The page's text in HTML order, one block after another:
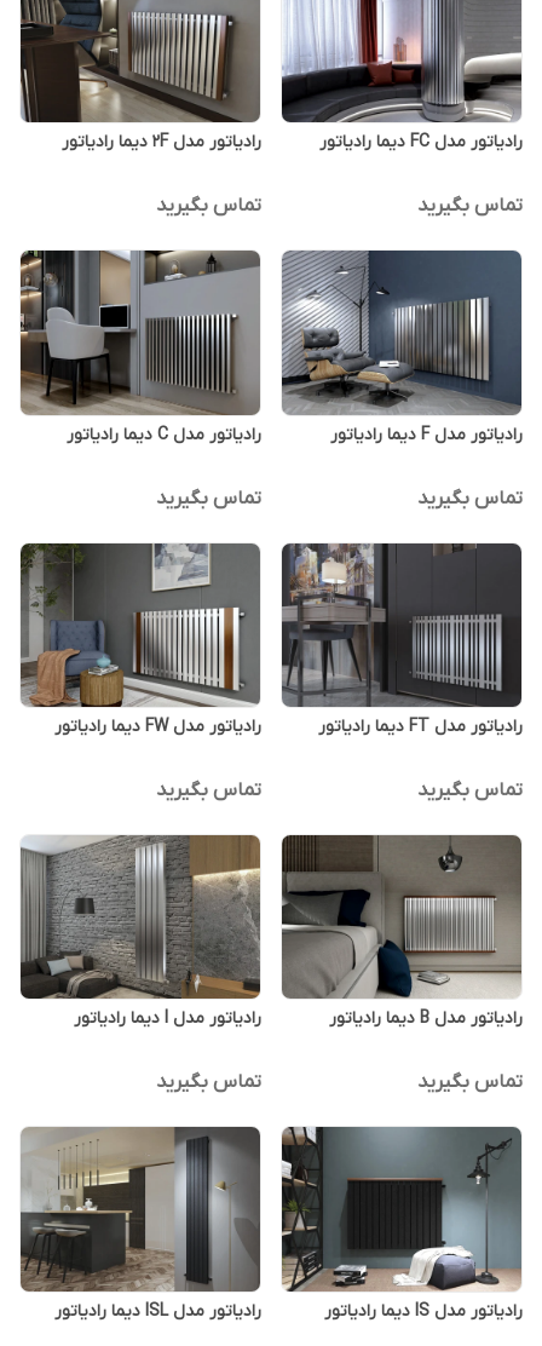
رادیاتور مدل FC دیما رادیاتور
تماس بگیرید
رادیاتور مدل 2F دیما رادیاتور
تماس بگیرید
رادیاتور مدل F دیما رادیاتور
تماس بگیرید
رادیاتور مدل C دیما رادیاتور
تماس بگیرید
رادیاتور مدل FT دیما رادیاتور
تماس بگیرید
رادیاتور مدل FW دیما رادیاتور
تماس بگیرید
رادیاتور مدل B دیما رادیاتور
تماس بگیرید
رادیاتور مدل I دیما رادیاتور
تماس بگیرید
رادیاتور مدل IS دیما رادیاتور رادیاتور مدل ISL دیما رادیاتور